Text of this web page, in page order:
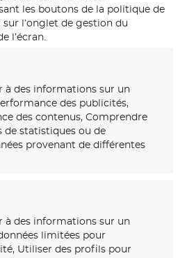
les boutons de la politique de
l’onglet de gestion du
l’écran.
à des informations sur un
des publicités,
des contenus, Comprendre
de statistiques ou de
provenant de différentes
à des informations sur un
limitées pour
Utiliser des profils pour
et papiers peints sur-mesure,